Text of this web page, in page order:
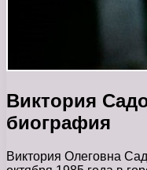
Виктория
биография
Виктория Олеговна